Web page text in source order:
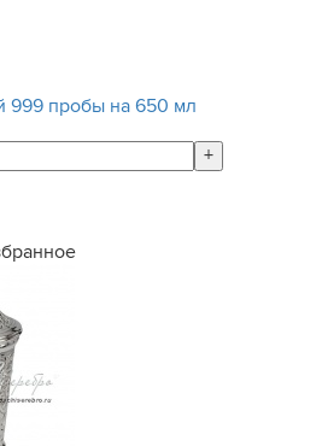
999 пробы на 650 мл
+